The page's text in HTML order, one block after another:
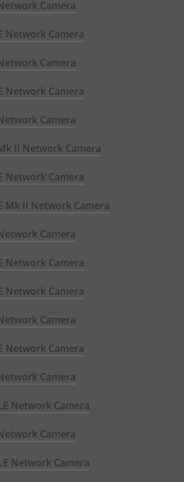
Camera
Network Camera
Camera
Network Camera
Camera
II Network Camera
Network Camera
Mk II Network Camera
Camera
Network Camera
Network Camera
Camera
Network Camera
Camera
Network Camera
Camera
Network Camera